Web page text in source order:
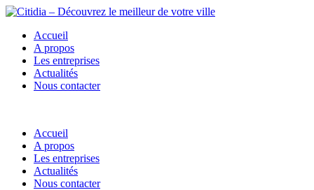
Accueil
A propos
Les entreprises
Actualités
Nous contacter
Accueil
A propos
Les entreprises
Actualités
Nous contacter